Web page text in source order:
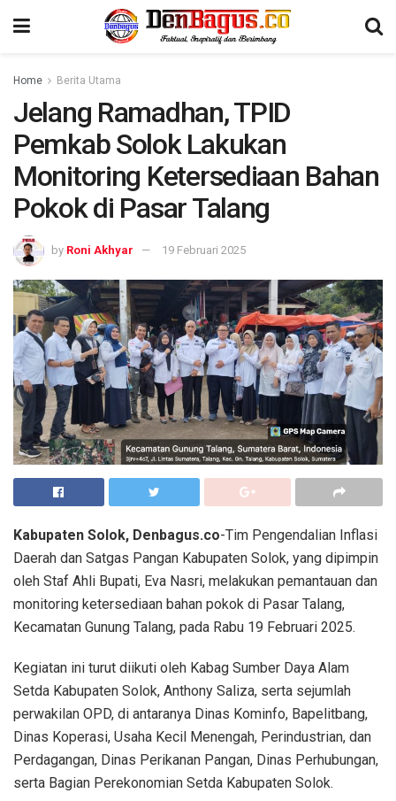
Home Berita Utama
Jelang Ramadhan, TPID
Pemkab Solok Lakukan
Monitoring Ketersediaan Bahan
Pokok di Pasar Talang
by Roni Akhyar 19 Februari 2025
Kabupaten Solok, Denbagus.co-Tim Pengendalian Inflasi
Daerah dan Satgas Pangan Kabupaten Solok, yang dipimpin
oleh Staf Ahli Bupati, Eva Nasri, melakukan pemantauan dan
monitoring ketersediaan bahan pokok di Pasar Talang,
Kecamatan Gunung Talang, pada Rabu 19 Februari 2025.
Kegiatan ini turut diikuti oleh Kabag Sumber Daya Alam
Setda Kabupaten Solok, Anthony Saliza, serta sejumlah
perwakilan OPD, di antaranya Dinas Kominfo, Bapelitbang,
Dinas Koperasi, Usaha Kecil Menengah, Perindustrian, dan
Perdagangan, Dinas Perikanan Pangan, Dinas Perhubungan,
serta Bagian Perekonomian Setda Kabupaten Solok.